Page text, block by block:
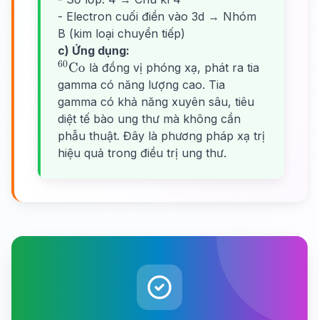
- Electron cuối điền vào 3d → Nhóm
B (kim loại chuyển tiếp)
c) Ứng dụng:
^{60}\text{Co}
60Co là đồng vị phóng xạ, phát ra tia
gamma có năng lượng cao. Tia
gamma có khả năng xuyên sâu, tiêu
diệt tế bào ung thư mà không cần
phẫu thuật. Đây là phương pháp xạ trị
hiệu quả trong điều trị ung thư.